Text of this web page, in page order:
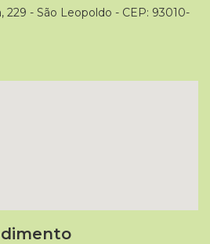
229 - São Leopoldo - CEP: 93010-